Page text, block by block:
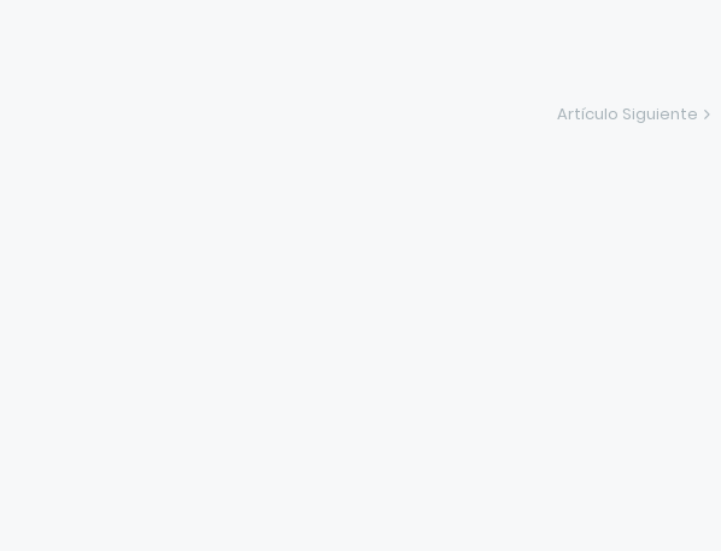
Artículo Siguiente